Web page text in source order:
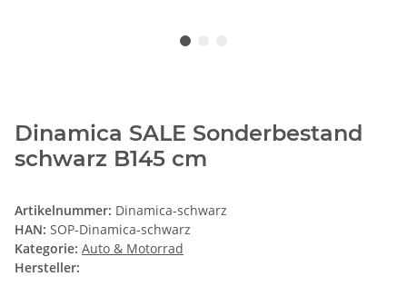
Dinamica SALE Sonderbestand
schwarz B145 cm
Artikelnummer: Dinamica-schwarz
HAN: SOP-Dinamica-schwarz
Kategorie: Auto & Motorrad
Hersteller: